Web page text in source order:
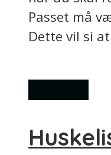
Passet må
Dette vil si